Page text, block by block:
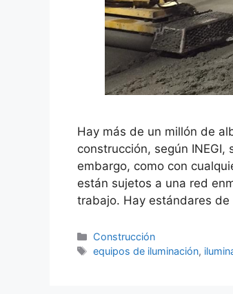
Hay más de un millón de
construcción, según
embargo, como con
están sujetos a una red
trabajo. Hay estándares
Categorías
Construcción
Etiquetas
equipos de iluminación,